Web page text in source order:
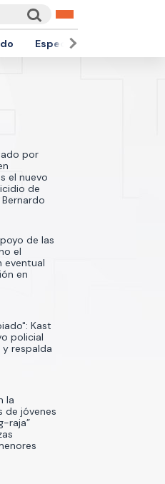
Espectáculos
por
el nuevo
de
de las
el
eventual
en
Kast
policial
y respalda
la
de jóvenes
raja”